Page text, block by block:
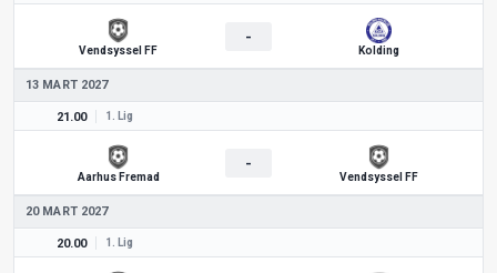
Vendsyssel FF
-
Kolding
13 MART 2027
21.00 1. Lig
Aarhus Fremad
-
Vendsyssel FF
20 MART 2027
20.00 1. Lig